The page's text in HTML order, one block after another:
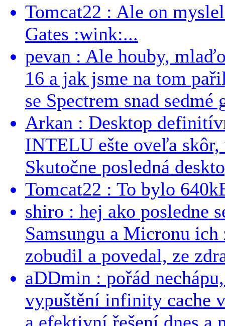
Tomcat22 : Ale on
Gates :wink:...
pevan : Ale houby,
16 a jak jsme na tom
se Spectrem snad sedmé
Arkan : Desktop
INTELU ešte oveľa
Skutočne posledná
Tomcat22 : To bylo
shiro : hej ako posledne
Samsungu a Micronu
zobudil a povedal, ze
aDDmin : pořád
vypuštění infinity cache